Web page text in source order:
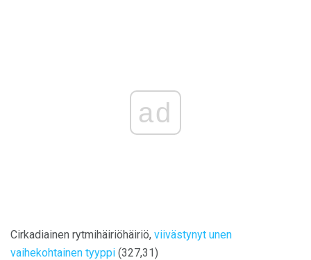
ad
Cirkadiainen rytmihäiriöhäiriö, viivästynyt unen
vaihekohtainen tyyppi (327,31)